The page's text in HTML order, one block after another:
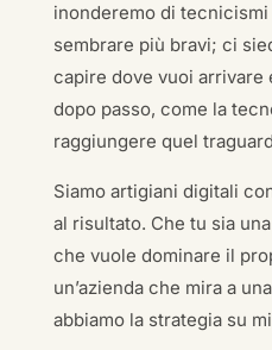
inonderemo di
sembrare più bravi; ci
capire dove vuoi arrivare
dopo passo, come la
raggiungere quel
Siamo artigiani digitali
al risultato. Che tu sia
che vuole dominare il
un’azienda che mira a
abbiamo la strategia su